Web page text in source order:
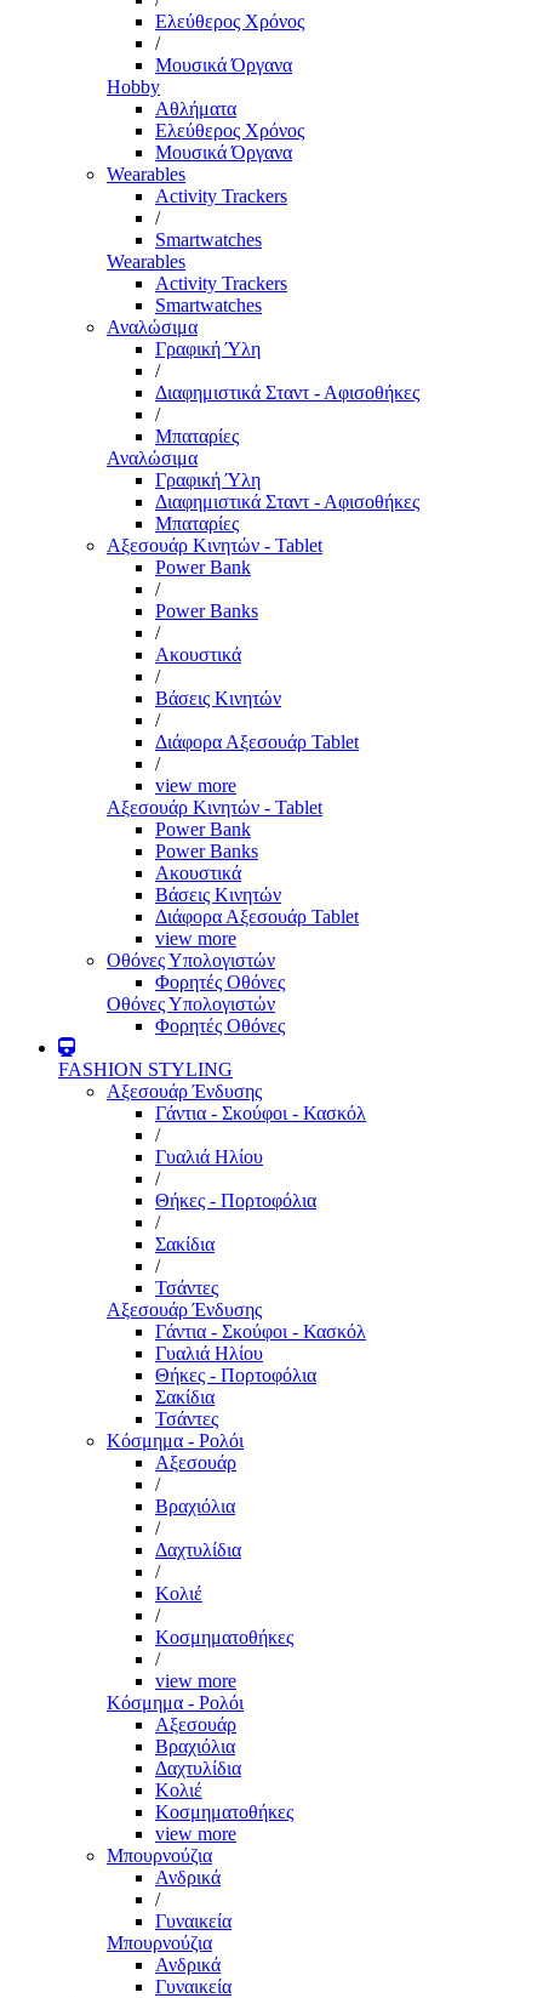
Ελεύθερος Χρόνος
/
Μουσικά Όργανα
Hobby
Αθλήματα
Ελεύθερος Χρόνος
Μουσικά Όργανα
Wearables
Activity Trackers
/
Smartwatches
Wearables
Activity Trackers
Smartwatches
Αναλώσιμα
Γραφική Ύλη
/
Διαφημιστικά Σταντ - Αφισοθήκες
/
Μπαταρίες
Αναλώσιμα
Γραφική Ύλη
Διαφημιστικά Σταντ - Αφισοθήκες
Μπαταρίες
Αξεσουάρ Κινητών - Tablet
Power Bank
/
Power Banks
/
Ακουστικά
/
Βάσεις Κινητών
/
Διάφορα Αξεσουάρ Tablet
/
view more
Αξεσουάρ Κινητών - Tablet
Power Bank
Power Banks
Ακουστικά
Βάσεις Κινητών
Διάφορα Αξεσουάρ Tablet
view more
Οθόνες Υπολογιστών
Φορητές Οθόνες
Οθόνες Υπολογιστών
Φορητές Οθόνες
FASHION STYLING
Αξεσουάρ Ένδυσης
Γάντια - Σκούφοι - Κασκόλ
/
Γυαλιά Ηλίου
/
Θήκες - Πορτοφόλια
/
Σακίδια
/
Τσάντες
Αξεσουάρ Ένδυσης
Γάντια - Σκούφοι - Κασκόλ
Γυαλιά Ηλίου
Θήκες - Πορτοφόλια
Σακίδια
Τσάντες
Κόσμημα - Ρολόι
Αξεσουάρ
/
Βραχιόλια
/
Δαχτυλίδια
/
Κολιέ
/
Κοσμηματοθήκες
/
view more
Κόσμημα - Ρολόι
Αξεσουάρ
Βραχιόλια
Δαχτυλίδια
Κολιέ
Κοσμηματοθήκες
view more
Μπουρνούζια
Ανδρικά
/
Γυναικεία
Μπουρνούζια
Ανδρικά
Γυναικεία